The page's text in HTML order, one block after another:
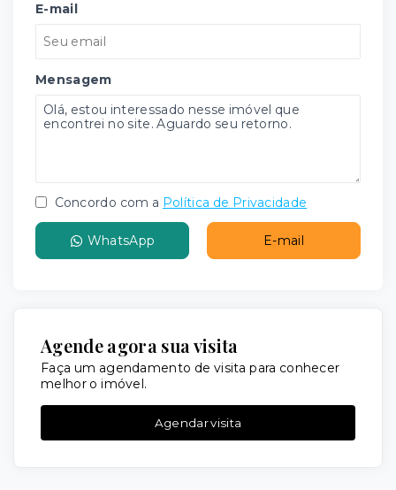
E-mail
Mensagem
Concordo com a Política de Privacidade
WhatsApp E-mail
Agende agora sua visita
Faça um agendamento de visita para conhecer
melhor o imóvel.
Agendar visita